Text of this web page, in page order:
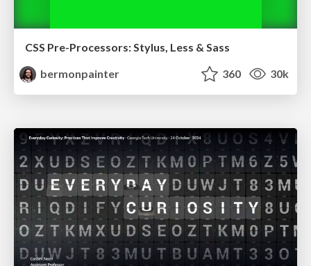
CSS Pre-Processors: Stylus, Less & Sass
bermonpainter
360 30k